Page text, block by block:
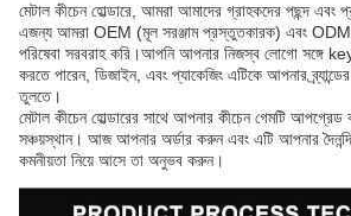
মেটাল কীচেন হোল্ডারে, আমরা আমাদের গ্রাহকদের পছন্দ এবং
এজন্য আমরা OEM (মূল সরঞ্জাম প্রস্তুতকারক) এবং
পরিষেবা সরবরাহ করি।আপনি আপনার নিজস্ব লোগো সঙ্গে
করতে পারেন, ডিজাইন, এবং প্যাকেজিং এটিকে আপনার
তুলতে।
মেটাল কীচেন হোল্ডারের সাথে আপনার কীচেন গেমটি আপগ্রেড
সঞ্চয়স্থান। আজ আপনার অর্ডার করুন এবং এটি আপনার
কমনীয়তা নিয়ে আসে তা অনুভব করুন।